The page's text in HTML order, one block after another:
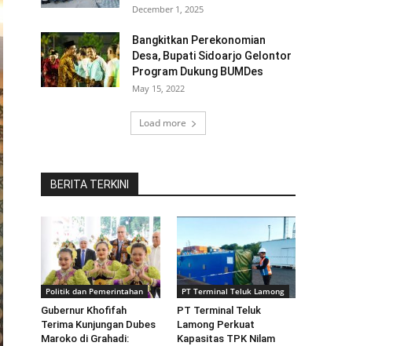
December 1, 2025
Bangkitkan Perekonomian
Desa, Bupati Sidoarjo Gelontor
Program Dukung BUMDes
May 15, 2022
Load more
BERITA TERKINI
Politik dan Pemerintahan
Gubernur Khofifah
Terima Kunjungan Dubes
Maroko di Grahadi:
PT Terminal Teluk Lamong
PT Terminal Teluk
Lamong Perkuat
Kapasitas TPK Nilam